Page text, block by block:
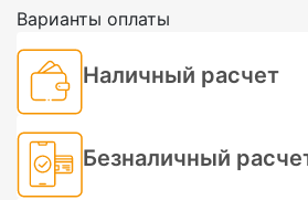
Варианты оплаты
Наличный расчет
Безналичный